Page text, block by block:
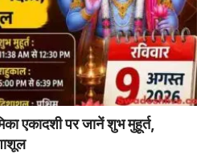
एकादशी पर जानें शुभ मुहूर्त,